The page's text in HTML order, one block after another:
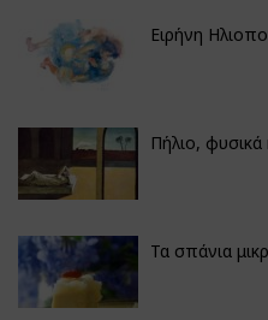
Ειρήνη
Πήλιο, φυσικά
Τα σπάνια